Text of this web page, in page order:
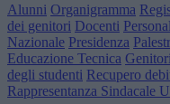
Alunni Organigramma
dei genitori Docenti
Nazionale Presidenza
Educazione Tecnica Genitori
degli studenti Recupero
Rappresentanza Sindacale